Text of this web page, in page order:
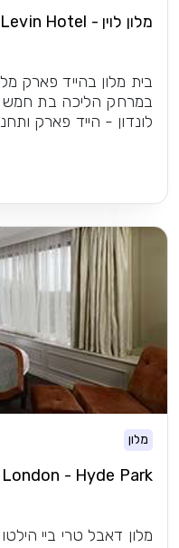
מלון לוין - The Levin Hotel
במרחק הליכה בת חמש
לונדון - הייד פארק
מלון
- Hyde Park
מלון דאבל טרי ביי